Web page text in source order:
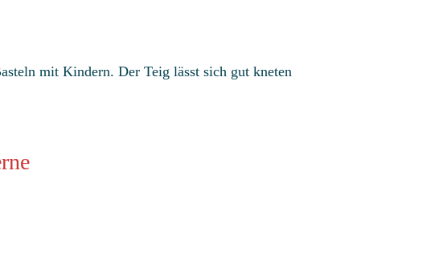
mit Kindern. Der Teig lässt sich gut kneten